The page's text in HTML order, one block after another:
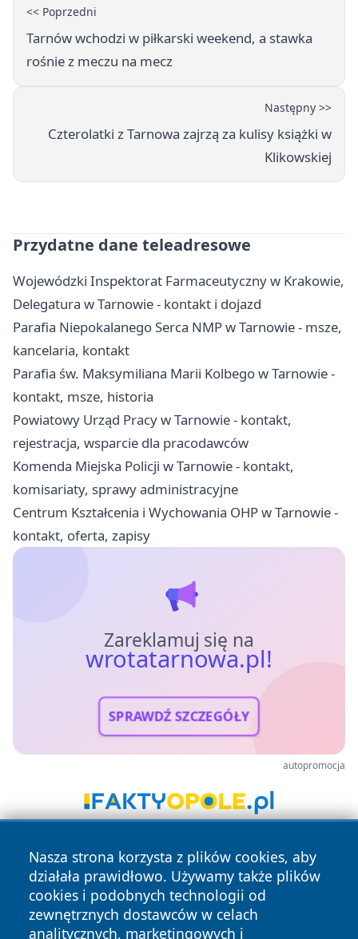
<< Poprzedni
Tarnów wchodzi w piłkarski weekend, a stawka
rośnie z meczu na mecz
Następny >>
Czterolatki z Tarnowa zajrzą za kulisy książki w
Klikowskiej
Przydatne dane teleadresowe
Wojewódzki Inspektorat Farmaceutyczny w Krakowie,
Delegatura w Tarnowie - kontakt i dojazd
Parafia Niepokalanego Serca NMP w Tarnowie - msze,
kancelaria, kontakt
Parafia św. Maksymiliana Marii Kolbego w Tarnowie -
kontakt, msze, historia
Powiatowy Urząd Pracy w Tarnowie - kontakt,
rejestracja, wsparcie dla pracodawców
Komenda Miejska Policji w Tarnowie - kontakt,
komisariaty, sprawy administracyjne
Centrum Kształcenia i Wychowania OHP w Tarnowie -
kontakt, oferta, zapisy
Zareklamuj się na
wrotatarnowa.pl!
SPRAWDŹ SZCZEGÓŁY
autopromocja
Nasza strona korzysta z plików cookies, aby
działała prawidłowo. Używamy także plików
cookies i podobnych technologii od
zewnętrznych dostawców w celach
analitycznych, marketingowych i